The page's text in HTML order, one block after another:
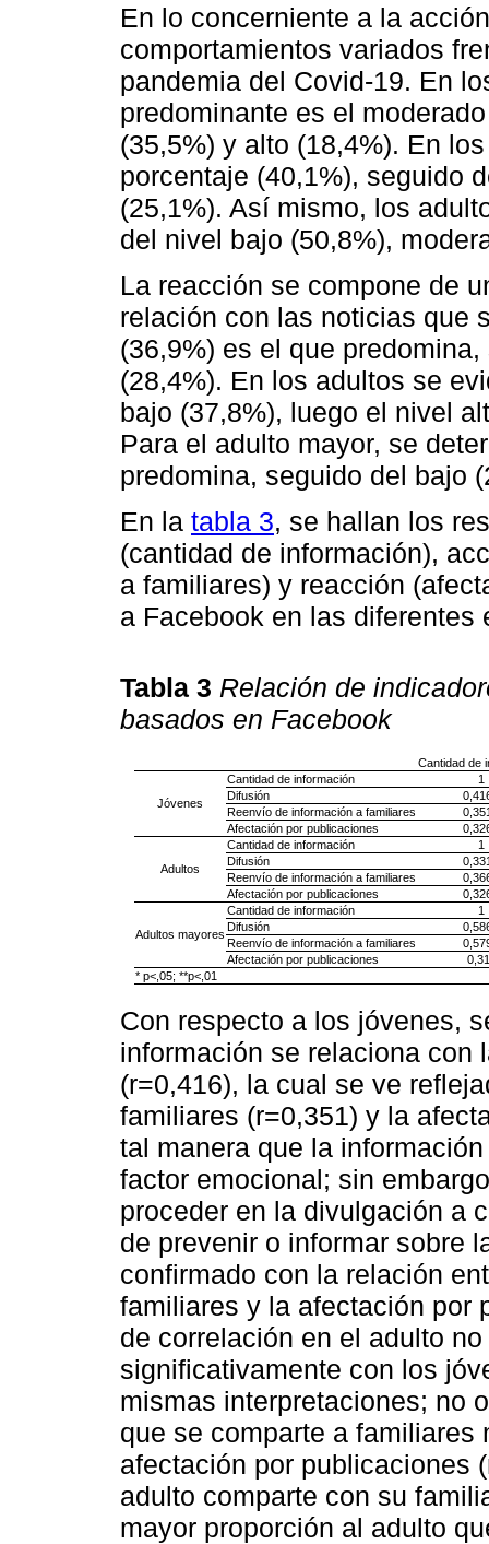
En lo concerniente a la
comportamientos variados
pandemia del Covid-19. En
predominante es el
(35,5%) y alto (18,4%). En
porcentaje (40,1%), seguido
(25,1%). Así mismo, los
del nivel bajo (50,8%),
La reacción se compone de
relación con las noticias que
(36,9%) es el que
(28,4%). En los adultos se
bajo (37,8%), luego el nivel
Para el adulto mayor, se
predomina, seguido del bajo
En la tabla 3, se hallan los
(cantidad de información),
a familiares) y reacción
a Facebook en las diferentes
Tabla 3 Relación de
basados en Facebook
Cantidad de
Jóvenes
Cantidad de información
1
Difusión
Reenvío de información a familiares
Afectación por publicaciones
Adultos
Cantidad de información
1
Difusión
Reenvío de información a familiares
Afectación por publicaciones
Adultos mayores
Cantidad de información
1
Difusión
Reenvío de información a familiares
Afectación por publicaciones
* p<,05; **p<,01
Con respecto a los jóvenes,
información se relaciona con
(r=0,416), la cual se ve
familiares (r=0,351) y la
tal manera que la
factor emocional; sin
proceder en la divulgación a
de prevenir o informar sobre
confirmado con la relación
familiares y la afectación por
de correlación en el adulto
significativamente con los
mismas interpretaciones; no
que se comparte a
afectación por publicaciones
adulto comparte con su
mayor proporción al adulto